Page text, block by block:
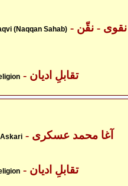
(Naqqan Sahab) - علامہ علی نقی نقوی - نقّن
- تقابلِ ادیان
- آغا محمد عسکری
- تقابلِ ادیان